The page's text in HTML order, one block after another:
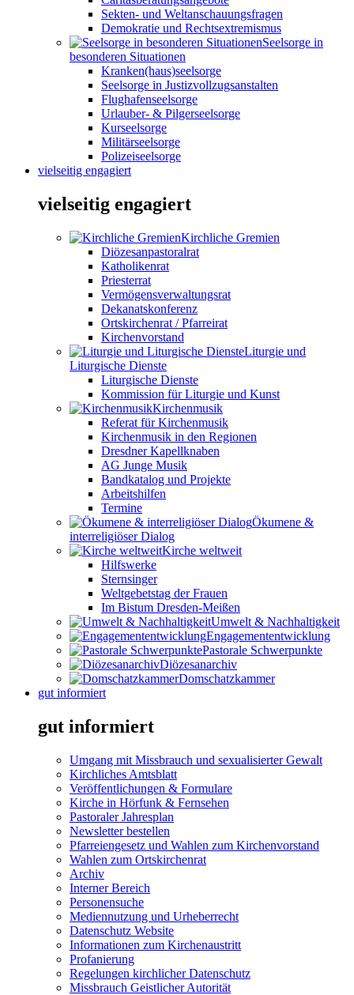
Sekten- und Weltanschauungsfragen
Demokratie und Rechtsextremismus
Seelsorge in
besonderen Situationen
Kranken(haus)seelsorge
Seelsorge in Justizvollzugsanstalten
Flughafenseelsorge
Urlauber- & Pilgerseelsorge
Kurseelsorge
Militärseelsorge
Polizeiseelsorge
vielseitig engagiert
vielseitig engagiert
Kirchliche Gremien
Diözesanpastoralrat
Katholikenrat
Priesterrat
Vermögensverwaltungsrat
Dekanatskonferenz
Ortskirchenrat / Pfarreirat
Kirchenvorstand
Liturgie und
Liturgische Dienste
Liturgische Dienste
Kommission für Liturgie und Kunst
Kirchenmusik
Referat für Kirchenmusik
Kirchenmusik in den Regionen
Dresdner Kapellknaben
AG Junge Musik
Bandkatalog und Projekte
Arbeitshilfen
Termine
Ökumene &
interreligiöser Dialog
Kirche weltweit
Hilfswerke
Sternsinger
Weltgebetstag der Frauen
Im Bistum Dresden-Meißen
Umwelt & Nachhaltigkeit
Engagemententwicklung
Pastorale Schwerpunkte
Diözesanarchiv
Domschatzkammer
gut informiert
gut informiert
Umgang mit Missbrauch und sexualisierter Gewalt
Kirchliches Amtsblatt
Veröffentlichungen & Formulare
Kirche in Hörfunk & Fernsehen
Pastoraler Jahresplan
Newsletter bestellen
Pfarreiengesetz und Wahlen zum Kirchenvorstand
Wahlen zum Ortskirchenrat
Archiv
Interner Bereich
Personensuche
Mediennutzung und Urheberrecht
Datenschutz Website
Informationen zum Kirchenaustritt
Profanierung
Regelungen kirchlicher Datenschutz
Missbrauch Geistlicher Autorität